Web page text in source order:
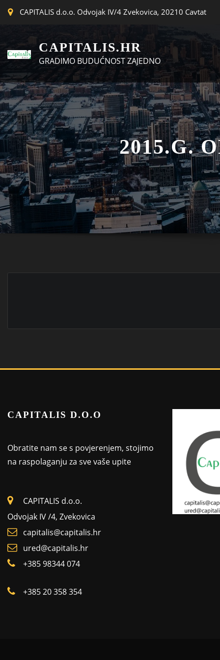
CAPITALIS d.o.o. Odvojak IV/4 Zvekovica, 20210 Cavtat
CAPITALIS.HR
GRADIMO BUDUĆNOST ZAJEDNO
2015.G.
CAPITALIS D.O.O
Obratite nam se s povjerenjem, stojimo
na raspolaganju za sve vaše upite
CAPITALIS d.o.o.
Odvojak IV /4, Zvekovica
capitalis@capitalis.hr
ured@capitalis.hr
+385 98344 074
+385 20 358 354